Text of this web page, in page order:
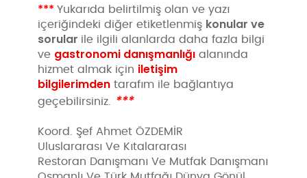
***Yukarıda belirtilmiş olan ve yazı
içeriğindeki diğer etiketlenmiş konular ve
sorular ile ilgili alanlarda daha fazla bilgi
ve gastronomi danışmanlığı alanında
hizmet almak için iletişim
bilgilerimden tarafım ile bağlantıya
geçebilirsiniz.
***
Koord. Şef Ahmet ÖZDEMİR
Uluslararası Ve Kıtalararası
Restoran Danışmanı Ve Mutfak Danışmanı